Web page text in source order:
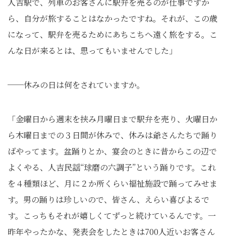
人吉駅で、列車のお客さんに駅弁を売るのが仕事ですか
ら、自分が旅することはなかったですね。それが、この歳
になって、駅弁を売るためにあちこちへ遠く旅をする。こ
んな日が来るとは、思ってもいませんでした」
──休みの日は何をされていますか。
「金曜日から週末を挟み月曜日まで駅弁を売り、火曜日か
ら木曜日までの３日間が休みで、休みは爺さんたちで踊り
ばやってます。盆踊りとか、宴会のときに昔からこの辺で
よくやる、人吉民謡“球磨の六調子”という踊りです。これ
を４種類ほど、月に２か所くらい福祉施設で踊ってみせま
す。男の踊りは珍しいので、皆さん、えらい喜びよるで
す。こっちもそれが嬉しくてずっと続けているんです。一
昨年やったかな、発表会をしたときは700人近いお客さん